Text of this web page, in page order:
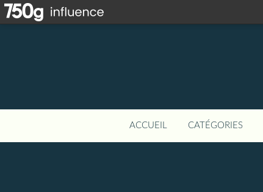
ACCUEIL CATÉGORIES